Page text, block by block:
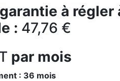
à régler
: 47,76 €
par mois
: 36 mois